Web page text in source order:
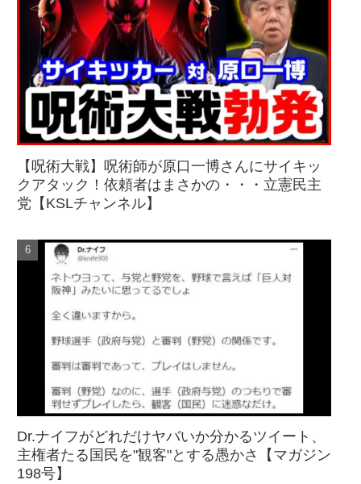
【呪術大戦】呪術師が原口一博さんにサイキッ
クアタック！依頼者はまさかの・・・立憲民主
党【KSLチャンネル】
Dr.ナイフがどれだけヤバいか分かるツイート、
主権者たる国民を"観客"とする愚かさ【マガジン
198号】